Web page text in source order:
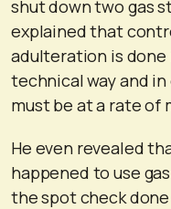
shut down two gas
explained that
adulteration is
technical way and
must be at a rate of
He even revealed
happened to use
the spot check